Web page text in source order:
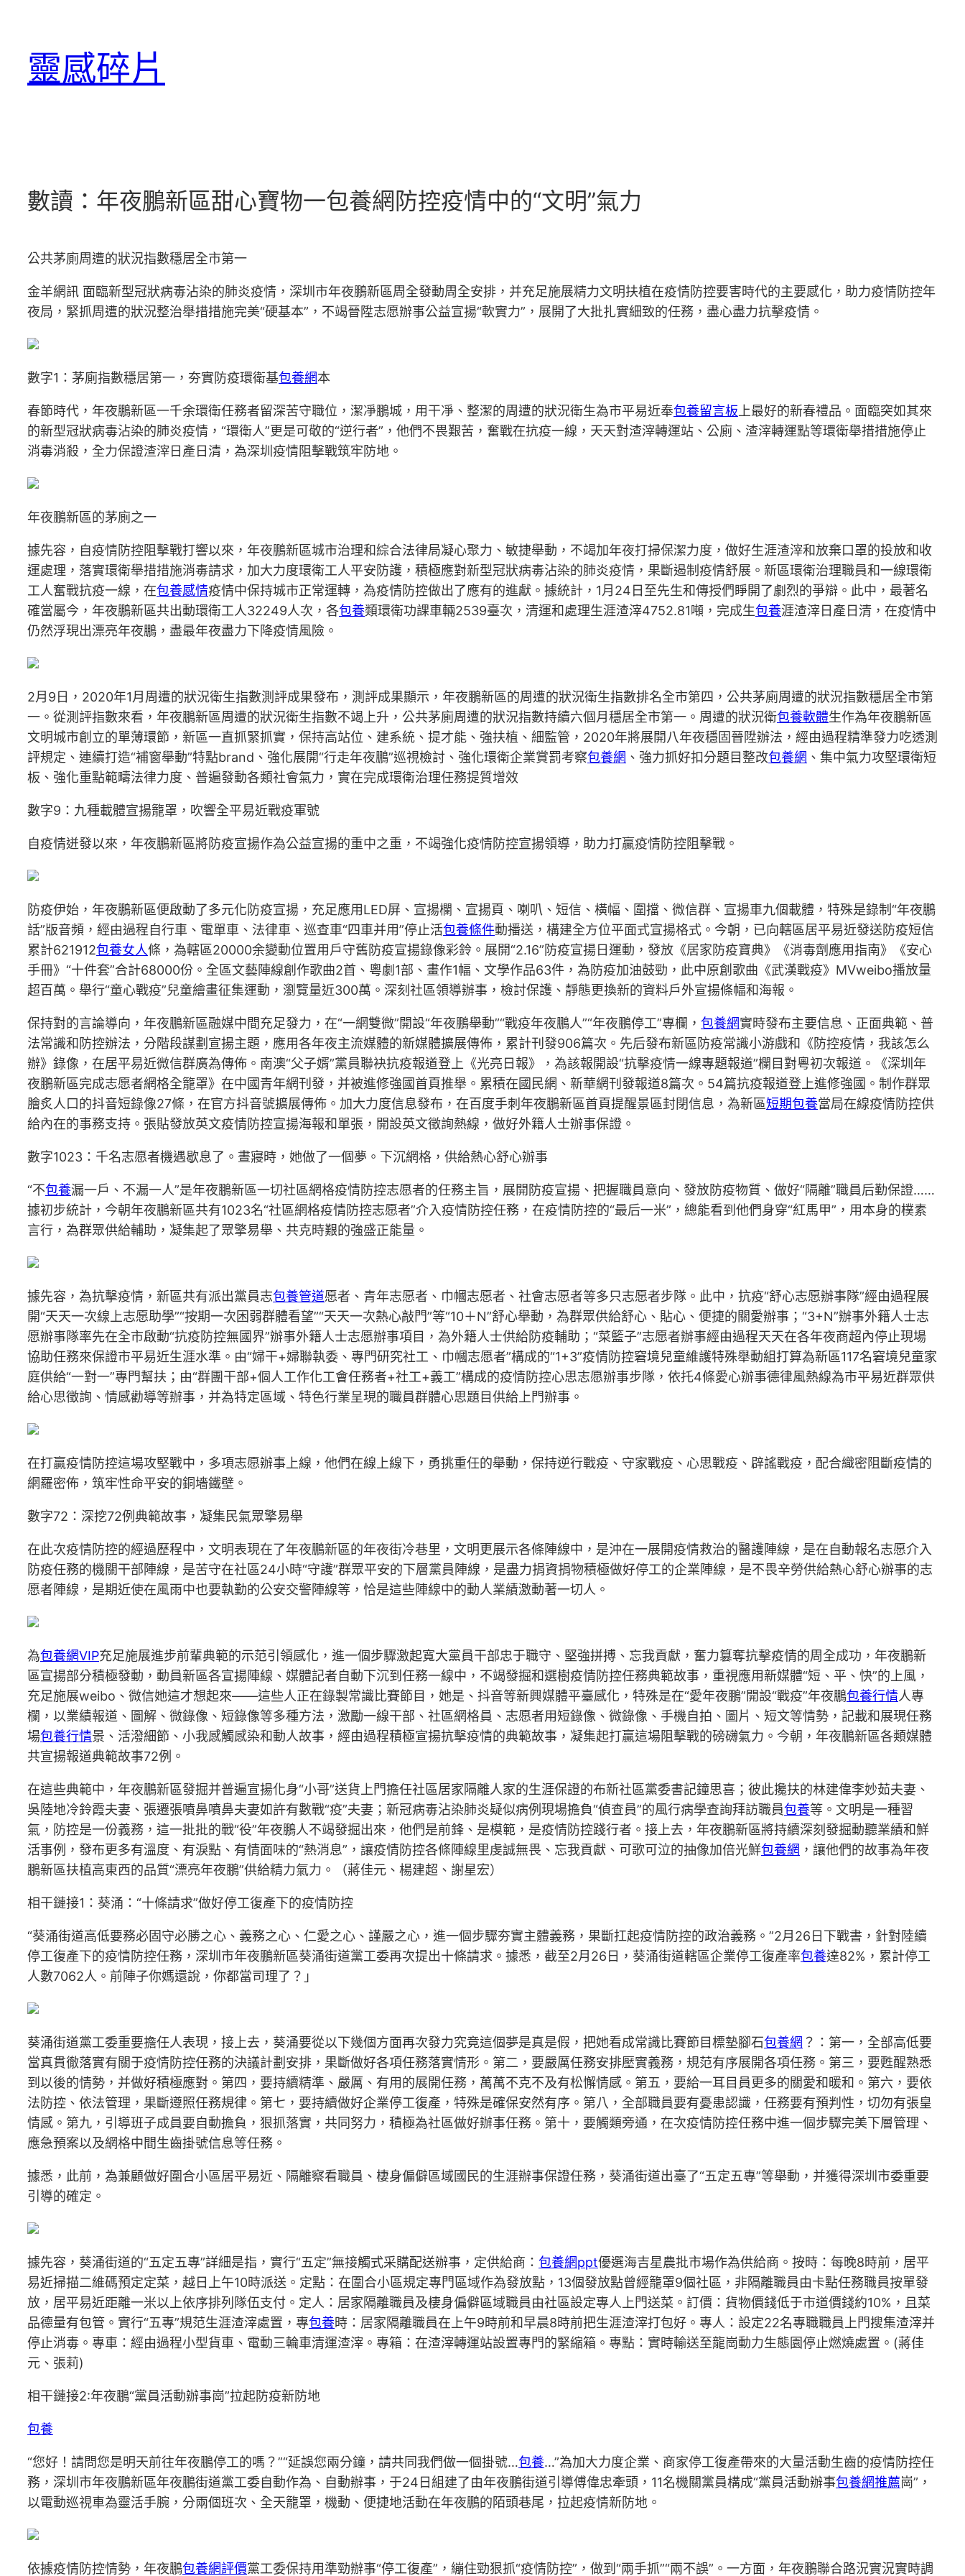
靈感碎片
數讀：年夜鵬新區甜心寶物一包養網防控疫情中的“文明”氣力
公共茅廁周遭的狀況指數穩居全市第一
金羊網訊 面臨新型冠狀病毒沾染的肺炎疫情，深圳市年夜鵬新區周全發動周全安排，并充足施展精力文明扶植在疫情防控要害時代的主要感化，助力疫情防控年
夜局，緊抓周遭的狀況整治舉措措施完美“硬基本”，不竭晉陞志愿辦事公益宣揚“軟實力”，展開了大批扎實細致的任務，盡心盡力抗擊疫情。
數字1：茅廁指數穩居第一，夯實防疫環衛基包養網本
春節時代，年夜鵬新區一千余環衛任務者留深苦守職位，潔凈鵬城，用干凈、整潔的周遭的狀況衛生為市平易近奉包養留言板 上最好的新春禮品。面臨突如其來
的新型冠狀病毒沾染的肺炎疫情，“環衛人”更是可敬的“逆行者”，他們不畏艱苦，奮戰在抗疫一線，天天對渣滓轉運站、公廁、渣滓轉運點等環衛舉措措施停止
消毒消殺，全力保證渣滓日產日清，為深圳疫情阻擊戰筑牢防地。
年夜鵬新區的茅廁之一
據先容，自疫情防控阻擊戰打響以來，年夜鵬新區城市治理和綜合法律局凝心聚力、敏捷舉動，不竭加年夜打掃保潔力度，做好生涯渣滓和放棄口罩的投放和收
運處理，落實環衛舉措措施消毒請求，加大力度環衛工人平安防護，積極應對新型冠狀病毒沾染的肺炎疫情，果斷遏制疫情舒展。新區環衛治理職員和一線環衛
工人奮戰抗疫一線，在包養感情疫情中保持城市正常運轉，為疫情防控做出了應有的進獻。據統計，1月24日至先生和傳授們睜開了劇烈的爭辯。此中，最著名
確當屬今，年夜鵬新區共出動環衛工人32249人次，各包養類環衛功課車輛2539臺次，清運和處理生涯渣滓4752.81噸，完成生包養涯渣滓日產日清，在疫情中
仍然浮現出漂亮年夜鵬，盡最年夜盡力下降疫情風險。
2月9日，2020年1月周遭的狀況衛生指數測評成果發布，測評成果顯示，年夜鵬新區的周遭的狀況衛生指數排名全市第四，公共茅廁周遭的狀況指數穩居全市第
一。從測評指數來看，年夜鵬新區周遭的狀況衛生指數不竭上升，公共茅廁周遭的狀況指數持續六個月穩居全市第一。周遭的狀況衛包養軟體生作為年夜鵬新區
文明城市創立的單薄環節，新區一直抓緊抓實，保持高站位、建系統、提才能、強扶植、細監管，2020年將展開八年夜穩固晉陞辦法，經由過程精準發力吃透測
評規定、連續打造“補窗舉動”特點brand、強化展開“行走年夜鵬”巡視檢討、強化環衛企業賞罰考察包養網 、強力抓好扣分題目整改包養網 、集中氣力攻堅環衛短
板、強化重點範疇法律力度、普遍發動各類社會氣力，實在完成環衛治理任務提質增效
數字9：九種載體宣揚籠罩，吹響全平易近戰疫軍號
自疫情迸發以來，年夜鵬新區將防疫宣揚作為公益宣揚的重中之重，不竭強化疫情防控宣揚領導，助力打贏疫情防控阻擊戰。
防疫伊始，年夜鵬新區便啟動了多元化防疫宣揚，充足應用LED屏、宣揚欄、宣揚頁、喇叭、短信、橫幅、圍擋、微信群、宣揚車九個載體，特殊是錄制“年夜鵬
話”版音頻，經由過程自行車、電單車、法律車、巡查車“四車并用”停止活包養條件動播送，構建全方位平面式宣揚格式。今朝，已向轄區居平易近發送防疫短信
累計621912包養女人條，為轄區20000余變動位置用戶守舊防疫宣揚錄像彩鈴。展開“2.16”防疫宣揚日運動，發放《居家防疫寶典》《消毒劑應用指南》《安心
手冊》“十件套”合計68000份。全區文藝陣線創作歌曲2首、粵劇1部、畫作1幅、文學作品63件，為防疫加油鼓勁，此中原創歌曲《武漢戰疫》MVweibo播放量
超百萬。舉行“童心戰疫”兒童繪畫征集運動，瀏覽量近300萬。深刻社區領導辦事，檢討保護、靜態更換新的資料戶外宣揚條幅和海報。
保持對的言論導向，年夜鵬新區融媒中間充足發力，在“一網雙微”開設“年夜鵬舉動”“戰疫年夜鵬人”“年夜鵬停工”專欄， 包養網實時發布主要信息、正面典範、普
法常識和防控辦法，分階段謀劃宣揚主題，應用各年夜主流媒體的新媒體擴展傳佈，累計刊發906篇次。先后發布新區防疫常識小游戲和《防控疫情，我該怎么
辦》錄像，在居平易近微信群廣為傳佈。南澳“父子婿”黨員聯袂抗疫報道登上《光亮日報》，為該報開設“抗擊疫情一線專題報道”欄目對粵初次報道。《深圳年
夜鵬新區完成志愿者網格全籠罩》在中國青年網刊發，并被進修強國首頁推舉。累積在國民網、新華網刊發報道8篇次。54篇抗疫報道登上進修強國。制作群眾
膾炙人口的抖音短錄像27條，在官方抖音號擴展傳佈。加大力度信息發布，在百度手刺年夜鵬新區首頁提醒景區封閉信息，為新區短期包養當局在線疫情防控供
給內在的事務支持。張貼發放英文疫情防控宣揚海報和單張，開設英文徵詢熱線，做好外籍人士辦事保證。
數字1023：千名志愿者機遇歇息了。晝寢時，她做了一個夢。下沉網格，供給熱心舒心辦事
“不包養漏一戶、不漏一人”是年夜鵬新區一切社區網格疫情防控志愿者的任務主旨，展開防疫宣揚、把握職員意向、發放防疫物質、做好“隔離”職員后勤保證……
據初步統計，今朝年夜鵬新區共有1023名“社區網格疫情防控志愿者”介入疫情防控任務，在疫情防控的“最后一米”，總能看到他們身穿“紅馬甲”，用本身的樸素
言行，為群眾供給輔助，凝集起了眾擎易舉、共克時艱的強盛正能量。
據先容，為抗擊疫情，新區共有派出黨員志包養管道愿者、青年志愿者、巾幗志愿者、社會志愿者等多只志愿者步隊。此中，抗疫“舒心志愿辦事隊”經由過程展
開“天天一次線上志愿助學”“按期一次困弱群體看望”“天天一次熱心敲門”等“10＋N”舒心舉動，為群眾供給舒心、貼心、便捷的關愛辦事；“3+N”辦事外籍人士志
愿辦事隊率先在全市啟動“抗疫防控無國界”辦事外籍人士志愿辦事項目，為外籍人士供給防疫輔助；“菜籃子”志愿者辦事經由過程天天在各年夜商超內停止現場
協助任務來保證市平易近生涯水準。由“婦干+婦聯執委、專門研究社工、巾幗志愿者”構成的“1+3”疫情防控窘境兒童維護特殊舉動組打算為新區117名窘境兒童家
庭供給“一對一”專門幫扶；由“群團干部+個人工作化工會任務者+社工+義工”構成的疫情防控心思志愿辦事步隊，依托4條愛心辦事德律風熱線為市平易近群眾供
給心思徵詢、情感勸導等辦事，并為特定區域、特色行業呈現的職員群體心思題目供給上門辦事。
在打贏疫情防控這場攻堅戰中，多項志愿辦事上線，他們在線上線下，勇挑重任的舉動，保持逆行戰疫、守家戰疫、心思戰疫、辟謠戰疫，配合織密阻斷疫情的
網羅密佈，筑牢性命平安的銅墻鐵壁。
數字72：深挖72例典範故事，凝集民氣眾擎易舉
在此次疫情防控的經過歷程中，文明表現在了年夜鵬新區的年夜街冷巷里，文明更展示各條陣線中，是沖在一展開疫情救治的醫護陣線，是在自動報名志愿介入
防疫任務的機關干部陣線，是苦守在社區24小時“守護”群眾平安的下層黨員陣線，是盡力捐資捐物積極做好停工的企業陣線，是不畏辛勞供給熱心舒心辦事的志
愿者陣線，是期近使在風雨中也要執勤的公安交警陣線等，恰是這些陣線中的動人業績激動著一切人。
為包養網VIP充足施展進步前輩典範的示范引領感化，進一個步驟激起寬大黨員干部忠于職守、堅強拼搏、忘我貢獻，奮力篡奪抗擊疫情的周全成功，年夜鵬新
區宣揚部分積極發動，動員新區各宣揚陣線、媒體記者自動下沉到任務一線中，不竭發掘和選樹疫情防控任務典範故事，重視應用新媒體“短、平、快”的上風，
充足施展weibo、微信她這才想起來——這些人正在錄製常識比賽節目，她是、抖音等新興媒體平臺感化，特殊是在“愛年夜鵬”開設“戰疫”年夜鵬包養行情人專
欄，以業績報道、圖解、微錄像、短錄像等多種方法，激勵一線干部、社區網格員、志愿者用短錄像、微錄像、手機自拍、圖片、短文等情勢，記載和展現任務
場包養行情景、活潑細節、小我感觸感染和動人故事，經由過程積極宣揚抗擊疫情的典範故事，凝集起打贏這場阻擊戰的磅礴氣力。今朝，年夜鵬新區各類媒體
共宣揚報道典範故事72例。
在這些典範中，年夜鵬新區發掘并普遍宣揚化身“小哥”送貨上門擔任社區居家隔離人家的生涯保證的布新社區黨委書記鐘思喜；彼此攙扶的林建偉李妙茹夫妻、
吳陸地冷鈴霞夫妻、張遷張噴鼻噴鼻夫妻如許有數戰“疫”夫妻；新冠病毒沾染肺炎疑似病例現場擔負“偵查員”的風行病學查詢拜訪職員包養等。文明是一種習
氣，防控是一份義務，這一批批的戰“役”年夜鵬人不竭發掘出來，他們是前鋒、是模範，是疫情防控踐行者。接上去，年夜鵬新區將持續深刻發掘動聽業績和鮮
活事例，發布更多有溫度、有淚點、有情面味的“熱消息”，讓疫情防控各條陣線里虔誠無畏、忘我貢獻、可歌可泣的抽像加倍光鮮包養網 ，讓他們的故事為年夜
鵬新區扶植高東西的品質“漂亮年夜鵬”供給精力氣力。（蔣佳元、楊建超、謝星宏）
相干鏈接1：葵涌：“十條請求”做好停工復產下的疫情防控
“葵涌街道高低要務必固守必勝之心、義務之心、仁愛之心、謹嚴之心，進一個步驟夯實主體義務，果斷扛起疫情防控的政治義務。”2月26日下戰書，針對陸續
停工復產下的疫情防控任務，深圳市年夜鵬新區葵涌街道黨工委再次提出十條請求。據悉，截至2月26日，葵涌街道轄區企業停工復產率包養達82%，累計停工
人數7062人。前陣子你媽還說，你都當司理了？」
葵涌街道黨工委重要擔任人表現，接上去，葵涌要從以下幾個方面再次發力究竟這個夢是真是假，把她看成常識比賽節目標墊腳石包養網 ？：第一，全部高低要
當真貫徹落實有關于疫情防控任務的決議計劃安排，果斷做好各項任務落實情形。第二，要嚴厲任務安排壓實義務，規范有序展開各項任務。第三，要甦醒熟悉
到以後的情勢，并做好積極應對。第四，要持續精準、嚴厲、有用的展開任務，萬萬不克不及有松懈情感。第五，要給一耳目員更多的關愛和暖和。第六，要依
法防控、依法管理，果斷遵照任務規律。第七，要持續做好企業停工復產，特殊是確保安然有序。第八，全部職員要有憂患認識，任務要有預判性，切勿有張皇
情感。第九，引導班子成員要自動擔負，狠抓落實，共同努力，積極為社區做好辦事任務。第十，要觸類旁通，在次疫情防控任務中進一個步驟完美下層管理、
應急預案以及網格中間生齒掛號信息等任務。
據悉，此前，為兼顧做好圍合小區居平易近、隔離察看職員、棲身偏僻區域國民的生涯辦事保證任務，葵涌街道出臺了“五定五專”等舉動，并獲得深圳市委重要
引導的確定。
據先容，葵涌街道的“五定五專”詳細是指，實行“五定”無接觸式采購配送辦事，定供給商： 包養網ppt優選海吉星農批市場作為供給商。按時：每晚8時前，居平
易近掃描二維碼預定定菜，越日上午10時派送。定點：在圍合小區規定專門區域作為發放點，13個發放點曾經籠罩9個社區，非隔離職員由卡點任務職員按單發
放，居平易近距離一米以上依序排列隊伍支付。定人：居家隔離職員及棲身偏僻區域職員由社區設定專人上門送菜。訂價：貨物價錢低于市道價錢約10%，且菜
品德量有包管。實行“五專”規范生涯渣滓處置，專包養時：居家隔離職員在上午9時前和早晨8時前把生涯渣滓打包好。專人：設定22名專職職員上門搜集渣滓并
停止消毒。專車：經由過程小型貨車、電動三輪車清運渣滓。專箱：在渣滓轉運站設置專門的緊縮箱。專點：實時輸送至龍崗動力生態園停止燃燒處置。(蔣佳
元、張莉)
相干鏈接2:年夜鵬“黨員活動辦事崗”拉起防疫新防地
包養
“您好！請問您是明天前往年夜鵬停工的嗎？”“延誤您兩分鐘，請共同我們做一個掛號…包養…”為加大力度企業、商家停工復產帶來的大量活動生齒的疫情防控任
務，深圳市年夜鵬新區年夜鵬街道黨工委自動作為、自動辦事，于24日組建了由年夜鵬街道引導傅偉忠牽頭，11名機關黨員構成“黨員活動辦事包養網推薦崗”，
以電動巡視車為靈活手腕，分兩個班次、全天籠罩，機動、便捷地活動在年夜鵬的陌頭巷尾，拉起疫情新防地。
依據疫情防控情勢，年夜鵬包養網評價黨工委保持用準勁辦事“停工復產”，繃住勁狠抓“疫情防控”，做到“兩手抓”“兩不誤”。一方面，年夜鵬聯合路況實況實時調